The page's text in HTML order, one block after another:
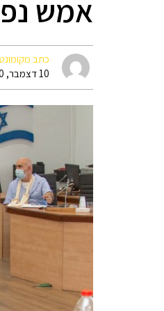
אמש
כתב מקומונט
10 דצמבר, 2020 11:27